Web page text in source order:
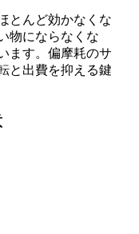
とんど効かなくな
物にならなくな
ます。偏摩耗のサ
と出費を抑える鍵